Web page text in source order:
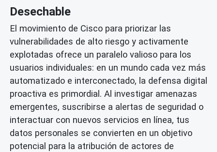
Desechable
El movimiento de Cisco para priorizar las
vulnerabilidades de alto riesgo y activamente
explotadas ofrece un paralelo valioso para los
usuarios individuales: en un mundo cada vez más
automatizado e interconectado, la defensa digital
proactiva es primordial. Al investigar amenazas
emergentes, suscribirse a alertas de seguridad o
interactuar con nuevos servicios en línea, tus
datos personales se convierten en un objetivo
potencial para la atribución de actores de